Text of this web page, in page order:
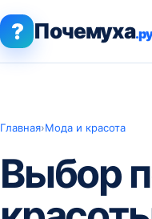
? Почемуха.ру
Главная›Мода и красота
Выбор